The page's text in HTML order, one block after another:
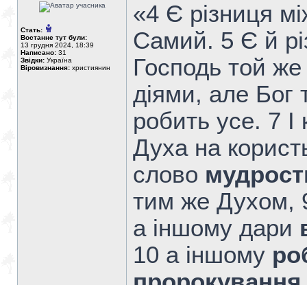
Стать:
Востаннє тут були:
13 грудня 2024, 18:39
Написано: 31
Звідки: Україна
Віровизнання: християнин
«4 Є різниця
Самий. 5 Є й
Господь той
діями, але
робить усе. 7
Духа на
слово
тим же Духом,
а іншому дари
10 а іншому